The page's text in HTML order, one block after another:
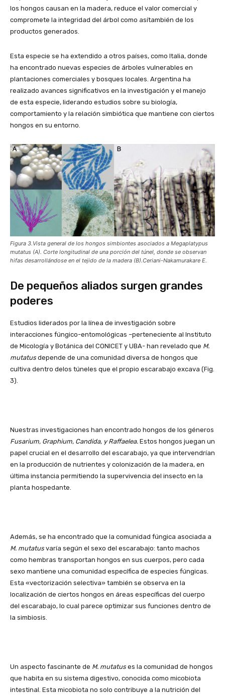
los hongos causan en la madera, reduce el valor comercial y
compromete la integridad del árbol como asítambién de los
productos generados.
Esta especie se ha extendido a otros países, como Italia, donde
ha encontrado nuevas especies de árboles vulnerables en
plantaciones comerciales y bosques locales. Argentina ha
realizado avances significativos en la investigación y el manejo
de esta especie, liderando estudios sobre su biología,
comportamiento y la relación simbiótica que mantiene con ciertos
hongos en su entorno.
Figura 3.Vista general de los hongos simbiontes asociados a Megaplatypus
mutatus (A). Corte longitudinal de una porción del túnel, donde se observan
hifas desarrollándose en el tejido de la madera (B).Ceriani-Nakamurakare E.
De pequeños aliados surgen grandes
poderes
Estudios liderados por la línea de investigación sobre
interacciones fúngico-entomológicas –perteneciente al Instituto
de Micología y Botánica del CONICET y UBA- han revelado que M.
mutatus depende de una comunidad diversa de hongos que
cultiva dentro delos túneles que el propio escarabajo excava (Fig.
3).
Nuestras investigaciones han encontrado hongos de los géneros
Fusarium, Graphium, Candida, y Raffaelea. Estos hongos juegan un
papel crucial en el desarrollo del escarabajo, ya que intervendrían
en la producción de nutrientes y colonización de la madera, en
última instancia permitiendo la supervivencia del insecto en la
planta hospedante.
Además, se ha encontrado que la comunidad fúngica asociada a
M. mutatus varía según el sexo del escarabajo: tanto machos
como hembras transportan hongos en sus cuerpos, pero cada
sexo mantiene una comunidad específica de especies fúngicas.
Esta «vectorización selectiva» también se observa en la
localización de ciertos hongos en áreas específicas del cuerpo
del escarabajo, lo cual parece optimizar sus funciones dentro de
la simbiosis.
Un aspecto fascinante de M. mutatus es la comunidad de hongos
que habita en su sistema digestivo, conocida como micobiota
intestinal. Esta micobiota no solo contribuye a la nutrición del